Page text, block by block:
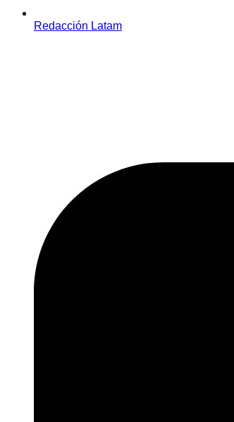
Redacción Latam